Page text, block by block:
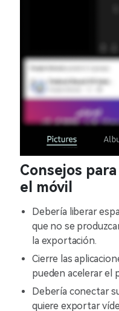
Consejos
el móvil
Debería liberar
que no se
la exportación.
Cierre las
pueden acelerar el
Debería conectar
quiere exportar